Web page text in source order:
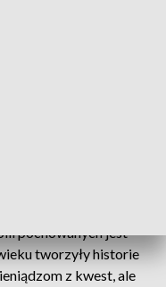
pochowanych jest
tworzyły historie
z kwest, ale